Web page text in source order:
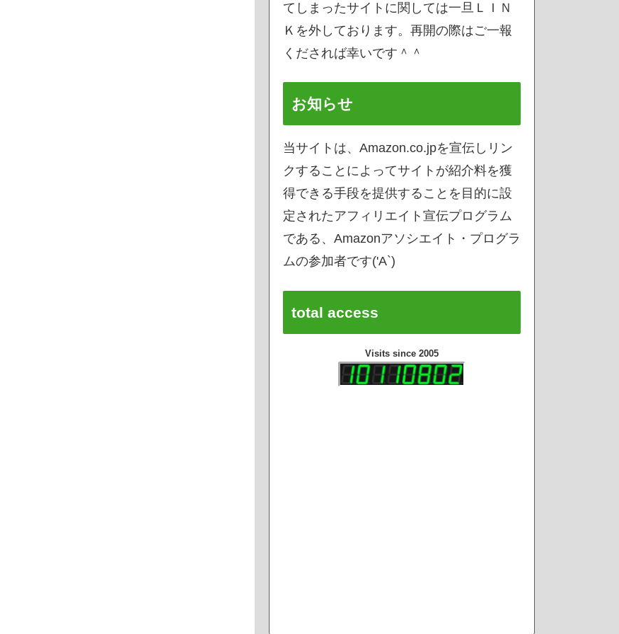
てしまったサイトに関しては一旦ＬＩＮ
Ｋを外しております。再開の際はご一報
くだされば幸いです＾＾
お知らせ
当サイトは、Amazon.co.jpを宣伝しリン
クすることによってサイトが紹介料を獲
得できる手段を提供することを目的に設
定されたアフィリエイト宣伝プログラム
である、Amazonアソシエイト・プログラ
ムの参加者です('A`)
total access
Visits since 2005